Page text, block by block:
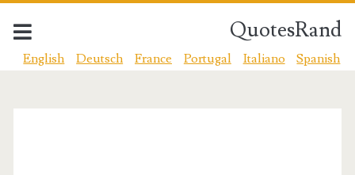
QuotesRand
English Deutsch France Portugal Italiano Spanish